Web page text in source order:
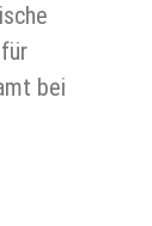
bei